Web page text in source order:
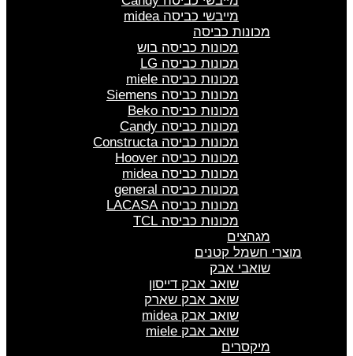
מייבשי כביסה midea
מכונות כביסה
מכונות כביסה בוש
מכונות כביסה LG
מכונות כביסה miele
מכונות כביסה Siemens
מכונות כביסה Beko
מכונות כביסה Candy
מכונות כביסה Constructa
מכונות כביסה Hoover
מכונות כביסה midea
מכונות כביסה general
מכונות כביסה LACASA
מכונות כביסה TCL
מוצרי חשמל קטנים
שואבי אבק
שואב אבק דייסון
שואב אבק שארק
שואב אבק midea
שואב אבק miele
מיקסרים